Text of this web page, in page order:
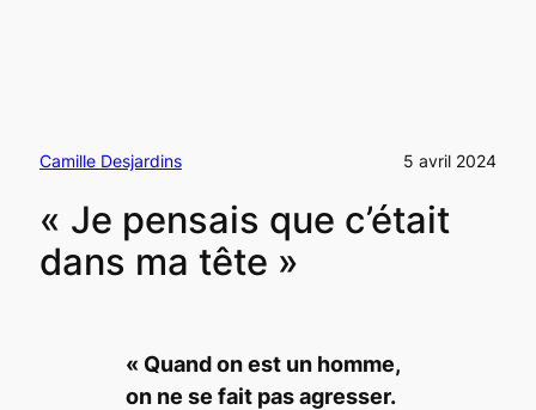
Camille Desjardins 5 avril 2024
« Je pensais que c’était
dans ma tête »
« Quand on est un homme,
on ne se fait pas agresser.